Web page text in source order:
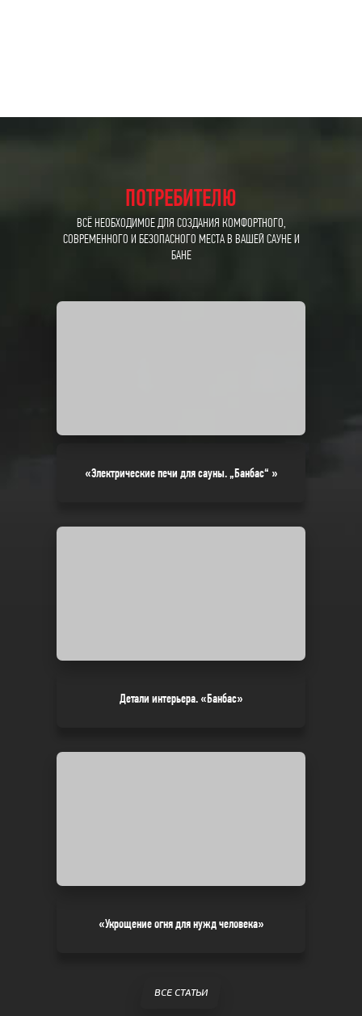
ПОТРЕБИТЕЛЮ
ВСЁ НЕОБХОДИМОЕ ДЛЯ СОЗДАНИЯ КОМФОРТНОГО,
СОВРЕМЕННОГО И БЕЗОПАСНОГО МЕСТА В ВАШЕЙ САУНЕ И
БАНЕ
«Электрические печи для сауны. „Банбас“ »
Детали интерьера. «Банбас»
«Укрощение огня для нужд человека»
ВСЕ СТАТЬИ